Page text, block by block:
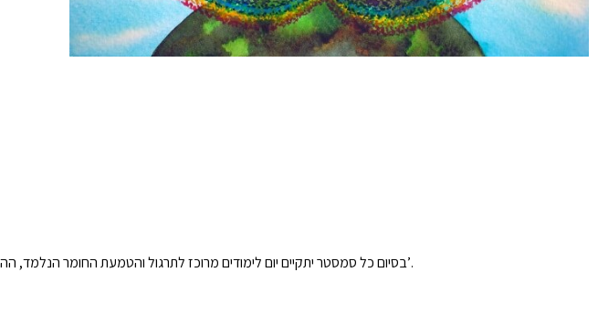
בסיום כל סמסטר יתקיים יום לימודים מרוכז לתרגול והטמעת החומר הנלמד, ההשתתפות בימים המרוכזים היא חובה. משך הלימודים הוא שלש שנים ועוד שנת סטאג’ שאותה ניתן לעשות במהלך שנה ג’.